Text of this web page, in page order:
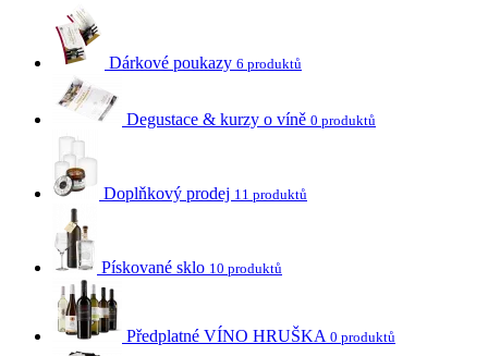
Dárkové poukazy 6 produktů
Degustace & kurzy o víně 0 produktů
Doplňkový prodej 11 produktů
Pískované sklo 10 produktů
Předplatné VÍNO HRUŠKA 0 produktů